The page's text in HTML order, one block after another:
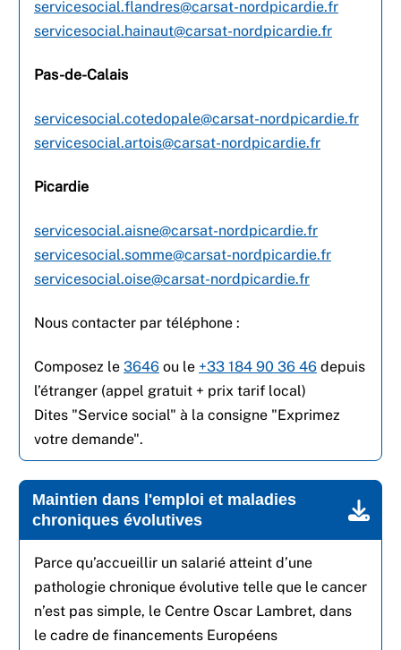
servicesocial.flandres@carsat-nordpicardie.fr
servicesocial.hainaut@carsat-nordpicardie.fr
Pas-de-Calais
servicesocial.cotedopale@carsat-nordpicardie.fr
servicesocial.artois@carsat-nordpicardie.fr
Picardie
servicesocial.aisne@carsat-nordpicardie.fr
servicesocial.somme@carsat-nordpicardie.fr
servicesocial.oise@carsat-nordpicardie.fr
Nous contacter par téléphone :
Composez le 3646 ou le +33 184 90 36 46 depuis
l’étranger (appel gratuit + prix tarif local)
Dites "Service social" à la consigne "Exprimez
votre demande".
Maintien dans l'emploi et maladies
chroniques évolutives
Parce qu’accueillir un salarié atteint d’une
pathologie chronique évolutive telle que le cancer
n’est pas simple, le Centre Oscar Lambret, dans
le cadre de financements Européens